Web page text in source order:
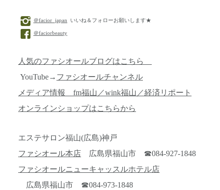
＠facior_japan いいね＆フォローお願いします★
＠faciorbeauty
人気のファシオールブログはこちら
YouTube→ ファシオールチャンネル
メディア情報 fm福山／wink福山／経済リポート
オンラインショップはこちらから
エステサロン福山(広島)神戸
ファシオール本店 広島県福山市 ☎084-927-1848
ファシオールニューキャッスルホテル店
広島県福山市 ☎084-973-1848